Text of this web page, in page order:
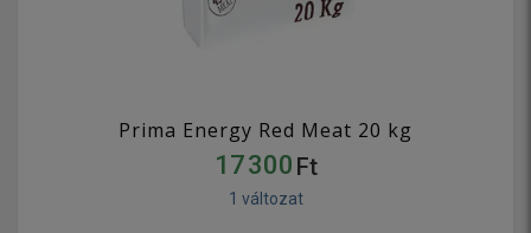
Prima Energy Red Meat 20 kg
17 300 Ft
1 változat